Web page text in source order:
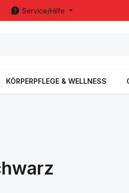
Service/Hilfe
KÖRPERPFLEGE & WELLNESS